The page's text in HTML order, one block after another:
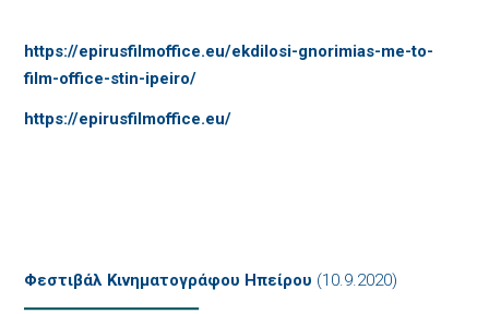
https://epirusfilmoffice.eu/ekdilosi-gnorimias-me-to-
film-office-stin-ipeiro/
https://epirusfilmoffice.eu/
Φεστιβάλ Κινηματογράφου Ηπείρου (10.9.2020)